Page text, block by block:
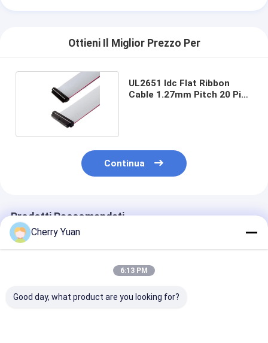
Ottieni Il Miglior Prezzo Per
UL2651 Idc Flat Ribbon
Cable 1.27mm Pitch 20 Pin
Continua
Prodotti Raccomandati
Cherry Yuan
6:13 PM
Good day, what product are you looking for?